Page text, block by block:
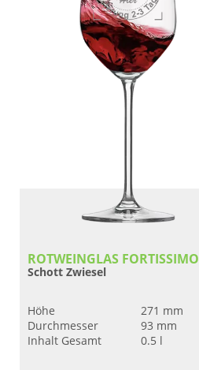
ROTWEINGLAS FORTISSIMO
Schott Zwiesel
Höhe
271 mm
Durchmesser
93 mm
Inhalt Gesamt
0.5 l